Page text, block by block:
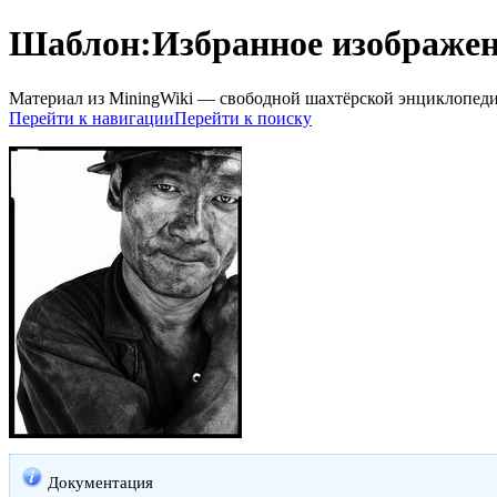
Шаблон:Избранное
Материал из MiningWiki — свободной шахтёрской
Перейти к навигацииПерейти к поиску
Документация